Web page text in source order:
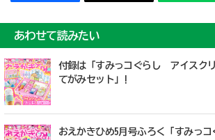
あわせて読みたい
付録は「すみっコぐらし アイスク
てがみセット」!
おえかきひめ5月号ふろく「すみっ